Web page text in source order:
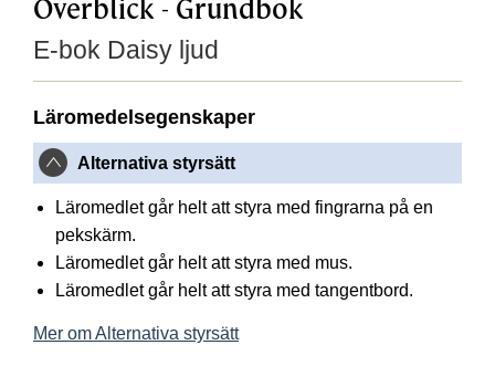
Överblick - Grundbok
E-bok Daisy ljud
Läromedelsegenskaper
Alternativa styrsätt
Läromedlet går helt att styra med fingrarna på en
pekskärm.
Läromedlet går helt att styra med mus.
Läromedlet går helt att styra med tangentbord.
Mer om Alternativa styrsätt